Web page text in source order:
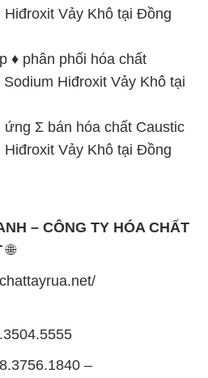
Hiđroxit Vảy Khô tại Đồng
♦ phân phối hóa chất
Hiđroxit Vảy Khô tại
Σ bán hóa chất Caustic
Hiđroxit Vảy Khô tại Đồng
– CÔNG TY HÓA CHẤT
🌐
–